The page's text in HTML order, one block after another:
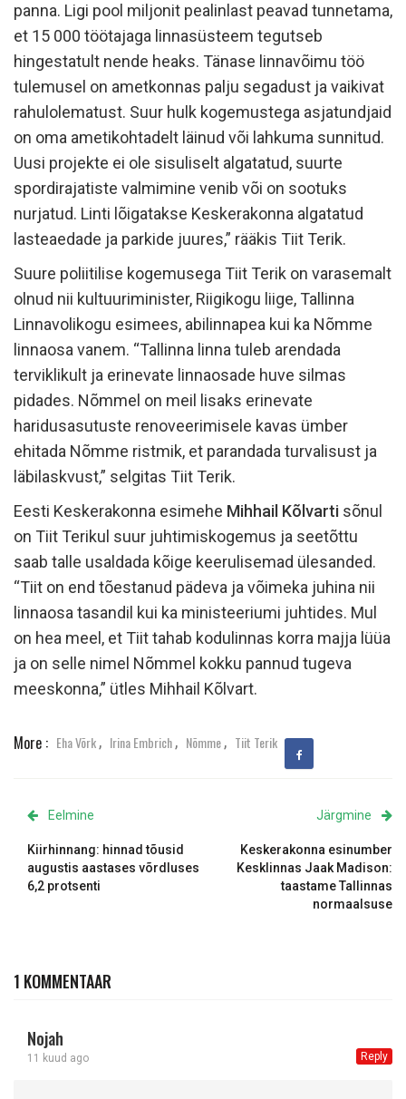
panna. Ligi pool miljonit pealinlast peavad tunnetama,
et 15 000 töötajaga linnasüsteem tegutseb
hingestatult nende heaks. Tänase linnavõimu töö
tulemusel on ametkonnas palju segadust ja vaikivat
rahulolematust. Suur hulk kogemustega asjatundjaid
on oma ametikohtadelt läinud või lahkuma sunnitud.
Uusi projekte ei ole sisuliselt algatatud, suurte
spordirajatiste valmimine venib või on sootuks
nurjatud. Linti lõigatakse Keskerakonna algatatud
lasteaedade ja parkide juures,” rääkis Tiit Terik.
Suure poliitilise kogemusega Tiit Terik on varasemalt
olnud nii kultuuriminister, Riigikogu liige, Tallinna
Linnavolikogu esimees, abilinnapea kui ka Nõmme
linnaosa vanem. “Tallinna linna tuleb arendada
terviklikult ja erinevate linnaosade huve silmas
pidades. Nõmmel on meil lisaks erinevate
haridusasutuste renoveerimisele kavas ümber
ehitada Nõmme ristmik, et parandada turvalisust ja
läbilaskvust,” selgitas Tiit Terik.
Eesti Keskerakonna esimehe Mihhail Kõlvarti sõnul
on Tiit Terikul suur juhtimiskogemus ja seetõttu
saab talle usaldada kõige keerulisemad ülesanded.
“Tiit on end tõestanud pädeva ja võimeka juhina nii
linnaosa tasandil kui ka ministeeriumi juhtides. Mul
on hea meel, et Tiit tahab kodulinnas korra majja lüüa
ja on selle nimel Nõmmel kokku pannud tugeva
meeskonna,” ütles Mihhail Kõlvart.
More : Eha Võrk, Irina Embrich, Nõmme, Tiit Terik
Eelmine
Kiirhinnang: hinnad tõusid
augustis aastases võrdluses
6,2 protsenti
Järgmine
Keskerakonna esinumber
Kesklinnas Jaak Madison:
taastame Tallinnas
normaalsuse
1 KOMMENTAAR
Nojah
11 kuud ago Reply